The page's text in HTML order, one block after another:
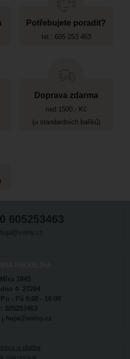
Potřebujete poradit?
tel.: 605 253 463
Doprava zdarma
nad 1500,- Kč
(u standardních balíků)
605253463
Míru 1845
4 27204
- Pá 8:00 - 16:00
605253463
j.huja@volny.cz
a platba
nakupovat